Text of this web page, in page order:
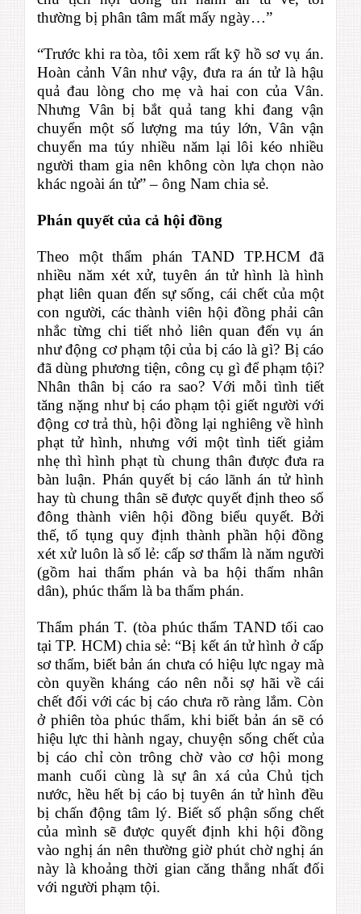
thường bị phân tâm mất mấy ngày…”
“Trước khi ra tòa, tôi xem rất kỹ hồ sơ vụ án.
Hoàn cảnh Vân như vậy, đưa ra án tử là hậu
quả đau lòng cho mẹ và hai con của Vân.
Nhưng Vân bị bắt quả tang khi đang vận
chuyển một số lượng ma túy lớn, Vân vận
chuyển ma túy nhiều năm lại lôi kéo nhiều
người tham gia nên không còn lựa chọn nào
khác ngoài án tử” – ông Nam chia sẻ.
Phán quyết của cả hội đồng
Theo một thẩm phán TAND TP.HCM đã
nhiều năm xét xử, tuyên án tử hình là hình
phạt liên quan đến sự sống, cái chết của một
con người, các thành viên hội đồng phải cân
nhắc từng chi tiết nhỏ liên quan đến vụ án
như động cơ phạm tội của bị cáo là gì? Bị cáo
đã dùng phương tiện, công cụ gì để phạm tội?
Nhân thân bị cáo ra sao? Với mỗi tình tiết
tăng nặng như bị cáo phạm tội giết người với
động cơ trả thù, hội đồng lại nghiêng về hình
phạt tử hình, nhưng với một tình tiết giảm
nhẹ thì hình phạt tù chung thân được đưa ra
bàn luận. Phán quyết bị cáo lãnh án tử hình
hay tù chung thân sẽ được quyết định theo số
đông thành viên hội đồng biểu quyết. Bởi
thế, tố tụng quy định thành phần hội đồng
xét xử luôn là số lẻ: cấp sơ thẩm là năm người
(gồm hai thẩm phán và ba hội thẩm nhân
dân), phúc thẩm là ba thẩm phán.
Thẩm phán T. (tòa phúc thẩm TAND tối cao
tại TP. HCM) chia sẻ: “Bị kết án tử hình ở cấp
sơ thẩm, biết bản án chưa có hiệu lực ngay mà
còn quyền kháng cáo nên nỗi sợ hãi về cái
chết đối với các bị cáo chưa rõ ràng lắm. Còn
ở phiên tòa phúc thẩm, khi biết bản án sẽ có
hiệu lực thi hành ngay, chuyện sống chết của
bị cáo chỉ còn trông chờ vào cơ hội mong
manh cuối cùng là sự ân xá của Chủ tịch
nước, hều hết bị cáo bị tuyên án tử hình đều
bị chấn động tâm lý. Biết số phận sống chết
của mình sẽ được quyết định khi hội đồng
vào nghị án nên thường giờ phút chờ nghị án
này là khoảng thời gian căng thẳng nhất đối
với người phạm tội.